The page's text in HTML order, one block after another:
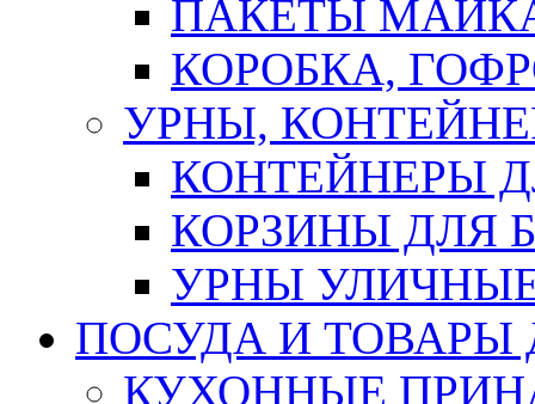
ПАКЕТЫ
КОРОБКА,
УРНЫ,
КОНТЕЙНЕРЫ
КОРЗИНЫ ДЛЯ
УРНЫ
ПОСУДА И ТОВАРЫ
КУХОННЫЕ